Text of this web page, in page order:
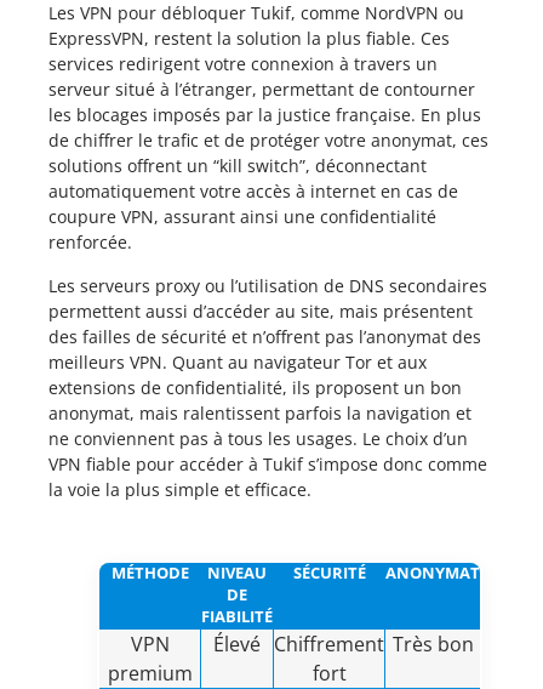
Les VPN pour débloquer Tukif, comme NordVPN ou
ExpressVPN, restent la solution la plus fiable. Ces
services redirigent votre connexion à travers un
serveur situé à l’étranger, permettant de contourner
les blocages imposés par la justice française. En plus
de chiffrer le trafic et de protéger votre anonymat, ces
solutions offrent un “kill switch”, déconnectant
automatiquement votre accès à internet en cas de
coupure VPN, assurant ainsi une confidentialité
renforcée.
Les serveurs proxy ou l’utilisation de DNS secondaires
permettent aussi d’accéder au site, mais présentent
des failles de sécurité et n’offrent pas l’anonymat des
meilleurs VPN. Quant au navigateur Tor et aux
extensions de confidentialité, ils proposent un bon
anonymat, mais ralentissent parfois la navigation et
ne conviennent pas à tous les usages. Le choix d’un
VPN fiable pour accéder à Tukif s’impose donc comme
la voie la plus simple et efficace.
MÉTHODE
NIVEAU
DE
FIABILITÉ
SÉCURITÉ ANONYMAT
VPN
premium
Élevé Chiffrement
fort
Très bon